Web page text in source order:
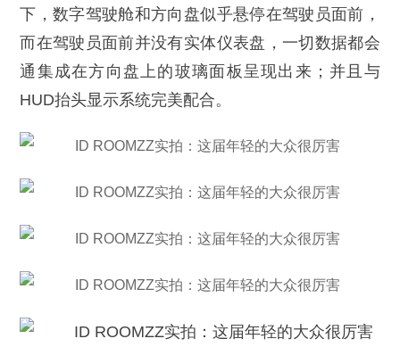
下，数字驾驶舱和方向盘似乎悬停在驾驶员面前，
而在驾驶员面前并没有实体仪表盘，一切数据都会
通集成在方向盘上的玻璃面板呈现出来；并且与
HUD抬头显示系统完美配合。